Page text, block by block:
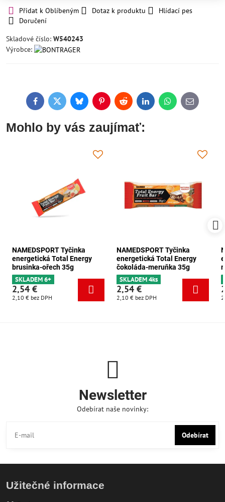
Přidat k Oblíbeným Dotaz k produktu
Hlídací pes
Doručení
Skladové číslo: W540243
Výrobce:
FacebookTwitterBlueskyPinterestReddit LinkedInWhatsApp
E-
mail
Mohlo by vás zaujímať:
NAMEDSPORT Tyčinka
energetická Total Energy
brusinka-ořech 35g
SKLADEM 6+
2,54 €
2,10 € bez DPH
NAMEDSPORT Tyčinka
energetická Total Energy
čokoláda-meruňka 35g
SKLADEM 4ks
2,54 €
2,10 € bez DPH
Newsletter
Odebírat naše novinky:
Odebírat
Užitečné informace